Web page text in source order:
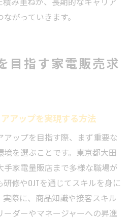
がっていきます。
目指す家電販売求
アップを実現する方法
ップを目指す際、まず重要な
を選ぶことです。東京都大田
家電量販店まで多様な職場が
修やOJTを通じてスキルを身に
際に、商品知識や接客スキル
ーダーやマネージャーへの昇進